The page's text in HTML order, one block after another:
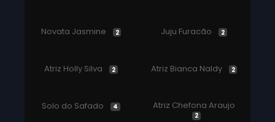
Novata Jasmine 2 Juju Furacão 2
Atriz Holly Silva 2 Atriz Bianca Naldy 2
Solo do Safado 4 Atriz Chefona Araujo
2